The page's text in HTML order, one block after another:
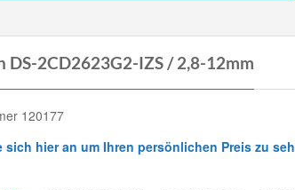
DS-2CD2623G2-IZS / 2,8-12mm
120177
sich hier an um Ihren persönlichen Preis zu